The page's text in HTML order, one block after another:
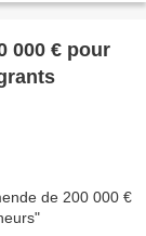
000 € pour